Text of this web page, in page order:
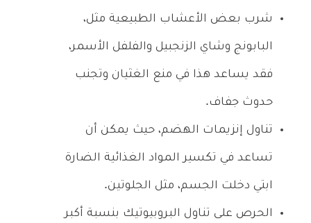
شرب بعض الأعشاب الطبيعية مثل،
البابونج وشاي الزنجبيل والفلفل الأسمر،
فقد يساعد هذا في منع الغثيان وتجنب
حدوث جفاف.
تناول إنزيمات الهضم، حيث يمكن أن
تساعد في تكسير المواد الغذائية الضارة
ابتي دخلت الجسم، مثل الجلوتين.
الحرص على تناول البروبيوتيك بنسبة أكبر